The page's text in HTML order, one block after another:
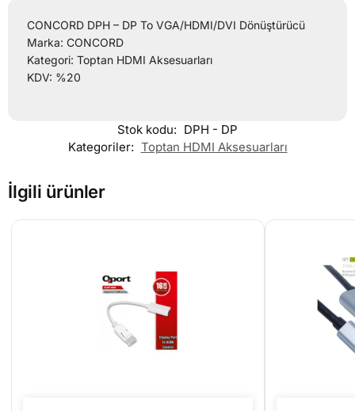
CONCORD DPH – DP To VGA/HDMI/DVI Dönüştürücü
Marka: CONCORD
Kategori: Toptan HDMI Aksesuarları
KDV: %20
Stok kodu: DPH - DP
Kategoriler: Toptan HDMI Aksesuarları
İlgili ürünler